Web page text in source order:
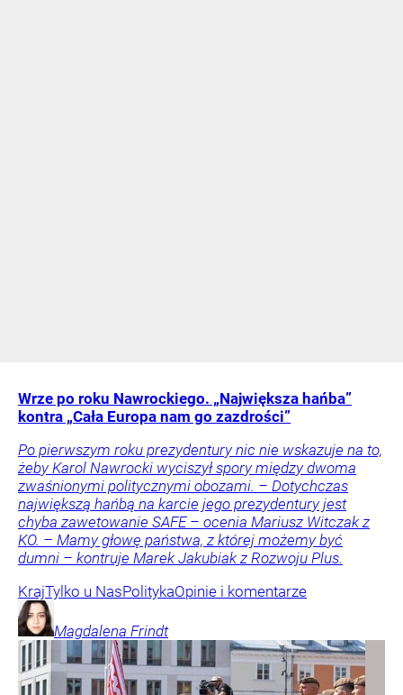
Wrze po roku Nawrockiego. „Największa hańba”
kontra „Cała Europa nam go zazdrości”
Po pierwszym roku prezydentury nic nie wskazuje na to,
żeby Karol Nawrocki wyciszył spory między dwoma
zwaśnionymi politycznymi obozami. – Dotychczas
największą hańbą na karcie jego prezydentury jest
chyba zawetowanie SAFE – ocenia Mariusz Witczak z
KO. – Mamy głowę państwa, z której możemy być
dumni – kontruje Marek Jakubiak z Rozwoju Plus.
KrajTylko u NasPolitykaOpinie i komentarze
Magdalena Frindt